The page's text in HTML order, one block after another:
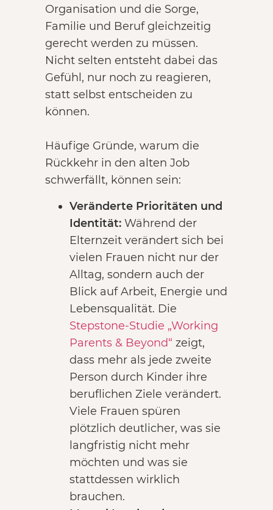
Organisation und die Sorge,
Familie und Beruf gleichzeitig
gerecht werden zu müssen.
Nicht selten entsteht dabei das
Gefühl, nur noch zu reagieren,
statt selbst entscheiden zu
können.
Häufige Gründe, warum die
Rückkehr in den alten Job
schwerfällt, können sein:
Veränderte Prioritäten und
Identität: Während der
Elternzeit verändert sich bei
vielen Frauen nicht nur der
Alltag, sondern auch der
Blick auf Arbeit, Energie und
Lebensqualität. Die
Stepstone-Studie „Working
Parents & Beyond“ zeigt,
dass mehr als jede zweite
Person durch Kinder ihre
beruflichen Ziele verändert.
Viele Frauen spüren
plötzlich deutlicher, was sie
langfristig nicht mehr
möchten und was sie
stattdessen wirklich
brauchen.